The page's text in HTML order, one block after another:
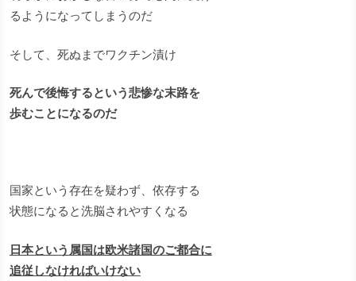
るようになってしまうのだ
そして、死ぬまでワクチン漬け
死んで後悔するという悲惨な末路を
歩むことになるのだ
国家という存在を疑わず、依存する
状態になると洗脳されやすくなる
日本という属国は欧米諸国のご都合に
追従しなければいけない